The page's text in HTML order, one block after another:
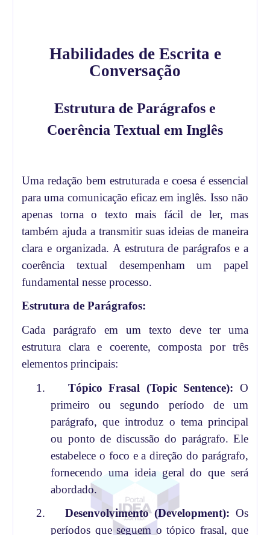
Habilidades de Escrita e
Conversação
Estrutura de Parágrafos e
Coerência Textual em Inglês
Uma redação bem estruturada e coesa é essencial
para uma comunicação eficaz em inglês. Isso não
apenas torna o texto mais fácil de ler, mas
também ajuda a transmitir suas ideias de maneira
clara e organizada. A estrutura de parágrafos e a
coerência textual desempenham um papel
fundamental nesse processo.
Estrutura de Parágrafos:
Cada parágrafo em um texto deve ter uma
estrutura clara e coerente, composta por três
elementos principais:
1.
Tópico Frasal (Topic Sentence): O
primeiro ou segundo período de um
parágrafo, que introduz o tema principal
ou ponto de discussão do parágrafo. Ele
estabelece o foco e a direção do parágrafo,
fornecendo uma ideia geral do que será
abordado.
2.
Desenvolvimento (Development): Os
períodos que seguem o tópico frasal, que